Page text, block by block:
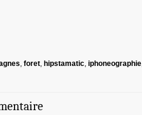
foret hipstamatic iphoneographie